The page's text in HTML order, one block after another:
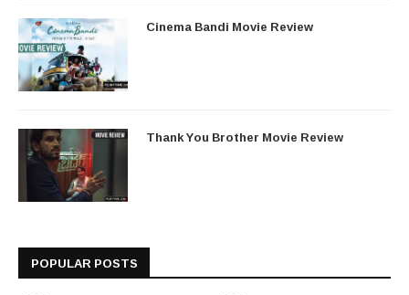
Cinema Bandi Movie Review
Thank You Brother Movie Review
POPULAR POSTS